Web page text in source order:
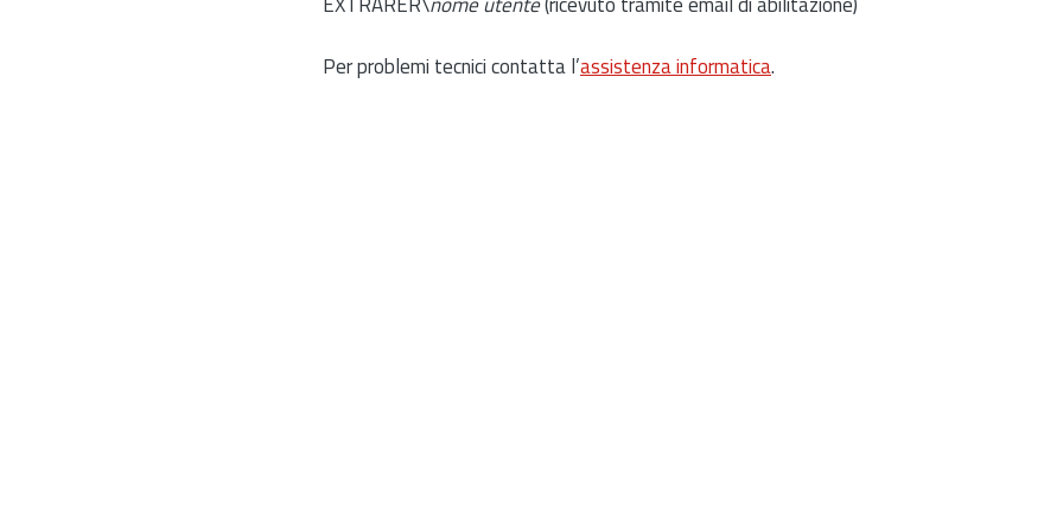
Per problemi tecnici contatta l’assistenza informatica.